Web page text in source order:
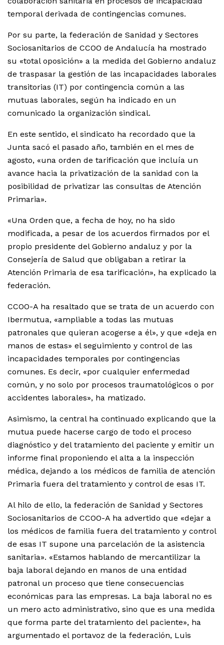
temporal derivada de contingencias comunes.
Por su parte, la federación de Sanidad y Sectores
Sociosanitarios de CCOO de Andalucía ha mostrado
su «total oposición» a la medida del Gobierno andaluz
de traspasar la gestión de las incapacidades laborales
transitorias (IT) por contingencia común a las
mutuas laborales, según ha indicado en un
comunicado la organización sindical.
En este sentido, el sindicato ha recordado que la
Junta sacó el pasado año, también en el mes de
agosto, «una orden de tarificación que incluía un
avance hacia la privatización de la sanidad con la
posibilidad de privatizar las consultas de Atención
Primaria».
«Una Orden que, a fecha de hoy, no ha sido
modificada, a pesar de los acuerdos firmados por el
propio presidente del Gobierno andaluz y por la
Consejería de Salud que obligaban a retirar la
Atención Primaria de esa tarificación», ha explicado la
federación.
CCOO-A ha resaltado que se trata de un acuerdo con
Ibermutua, «ampliable a todas las mutuas
patronales que quieran acogerse a él», y que «deja en
manos de estas» el seguimiento y control de las
incapacidades temporales por contingencias
comunes. Es decir, «por cualquier enfermedad
común, y no solo por procesos traumatológicos o por
accidentes laborales», ha matizado.
Asimismo, la central ha continuado explicando que la
mutua puede hacerse cargo de todo el proceso
diagnóstico y del tratamiento del paciente y emitir un
informe final proponiendo el alta a la inspección
médica, dejando a los médicos de familia de atención
Primaria fuera del tratamiento y control de esas IT.
Al hilo de ello, la federación de Sanidad y Sectores
Sociosanitarios de CCOO-A ha advertido que «dejar a
los médicos de familia fuera del tratamiento y control
de esas IT supone una parcelación de la asistencia
sanitaria». «Estamos hablando de mercantilizar la
baja laboral dejando en manos de una entidad
patronal un proceso que tiene consecuencias
económicas para las empresas. La baja laboral no es
un mero acto administrativo, sino que es una medida
que forma parte del tratamiento del paciente», ha
argumentado el portavoz de la federación, Luis